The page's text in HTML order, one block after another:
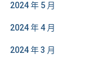
2024 年 5 月
2024 年 4 月
2024 年 3 月